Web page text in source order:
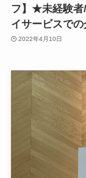
フ】★未経験
イサービスで
2022年4月10日